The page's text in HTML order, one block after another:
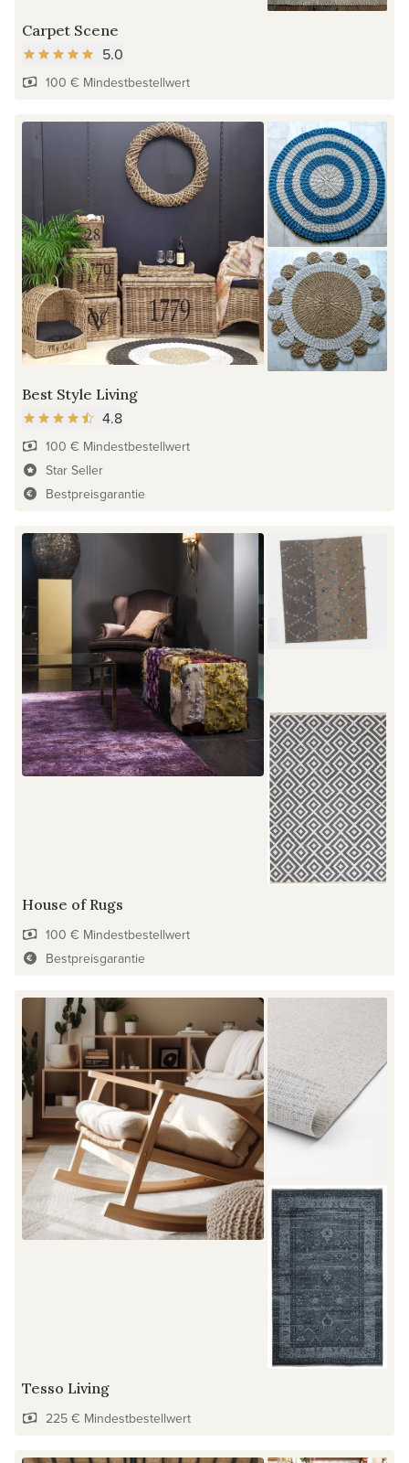
Carpet Scene
5.0
100 € Mindestbestellwert
Best Style Living
4.8
100 € Mindestbestellwert
Star Seller
Bestpreisgarantie
House of Rugs
100 € Mindestbestellwert
Bestpreisgarantie
Tesso Living
225 € Mindestbestellwert